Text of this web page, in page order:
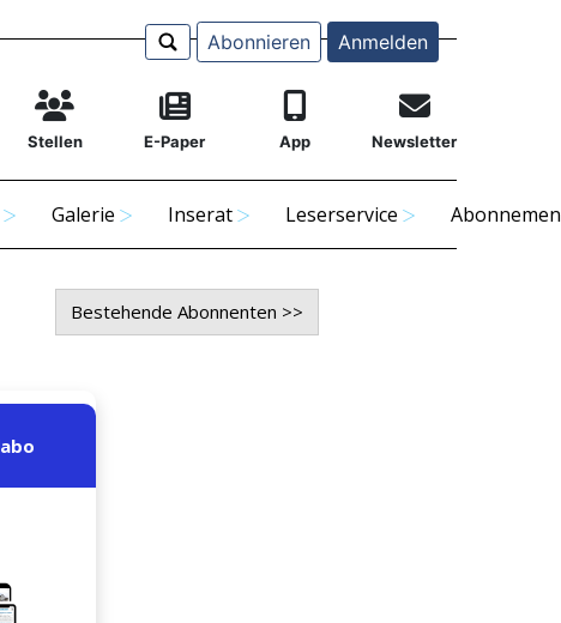
Abonnieren Anmelden
Stellen E-Paper App Newsletter
Galerie Inserat Leserservice